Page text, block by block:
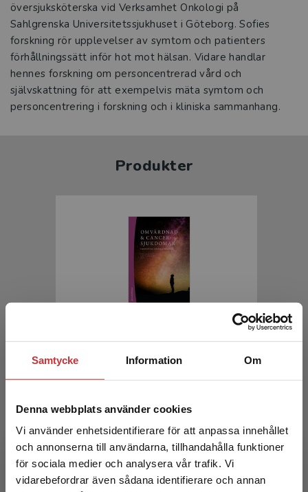
Samtycke Information Om
Denna webbplats använder cookies
Vi använder enhetsidentifierare för att anpassa innehållet
och annonserna till användarna, tillhandahålla funktioner
för sociala medier och analysera vår trafik. Vi
vidarebefordrar även sådana identifierare och annan
Begränsad fraktregion
översjuksköterska vid Verksamhet Onkologi på
Sahlgrenska Universitetssjukhuset i Göteborg. Sofies
forskning rör upplevelser av symtom och patienters
förhållningssätt inför hot mot hälsan. Vidare handlar
hennes forskning om personcentrerad vård och
självskattning för att exempelvis mäta symtom och
personcentrering i forskning och i kliniska sammanhang.
Produkter
Jakobsson, S - Langegård, U (red.)